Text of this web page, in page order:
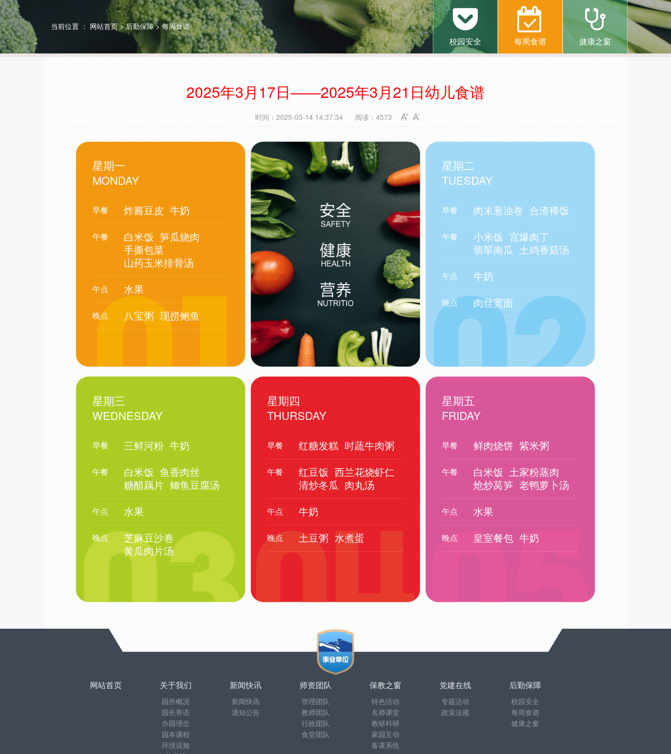
当前位置 ： 网站首页 > 后勤保障 > 每周食谱
校园安全 每周食谱 健康之窗
2025年3月17日——2025年3月21日幼儿食谱
时间：2025-03-14 14:37:34 阅读：4573
星期一
MONDAY
早餐 炸酱豆皮 牛奶
午餐 白米饭 笋瓜烧肉
手撕包菜
山药玉米排骨汤
午点 水果
晚点 八宝粥 现捞鲍鱼
星期二
TUESDAY
早餐 肉末葱油卷 合渣稀饭
午餐 小米饭 宫爆肉丁
翡翠南瓜 土鸡香菇汤
午点 牛奶
晚点 肉丝宽面
星期三
WEDNESDAY
早餐 三鲜河粉 牛奶
午餐 白米饭 鱼香肉丝
糖醋藕片 鲫鱼豆腐汤
午点 水果
晚点
芝麻豆沙卷
黄瓜肉片汤
星期四
THURSDAY
早餐 红糖发糕 时蔬牛肉粥
午餐 红豆饭 西兰花烧虾仁
清炒冬瓜 肉丸汤
午点 牛奶
晚点 土豆粥 水煮蛋
星期五
FRIDAY
早餐 鲜肉烧饼 紫米粥
午餐 白米饭 土家粉蒸肉
炝炒莴笋 老鸭萝卜汤
午点 水果
晚点 皇室餐包 牛奶
网站首页 关于我们
园所概况
园长寄语
办园理念
园本课程
环境设施
新闻快讯
新闻快讯
通知公告
师资团队
管理团队
教师团队
行政团队
食堂团队
保教之窗
特色活动
名师课堂
教研科研
家园互动
备课系统
党建在线
专题活动
政策法规
后勤保障
校园安全
每周食谱
健康之窗